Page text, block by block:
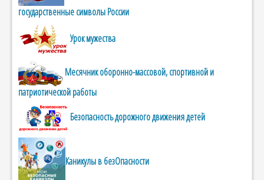
государственные символы России
Урок мужества
Месячник оборонно-массовой, спортивной и
патриотической работы
Безопасность дорожного движения детей
Каникулы в безОпасности